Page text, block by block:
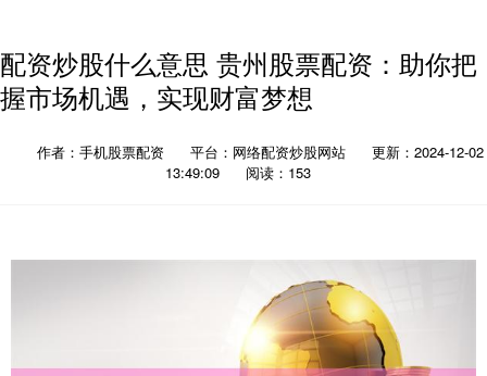
配资炒股什么意思 贵州股票配资：助你把
握市场机遇，实现财富梦想
作者：手机股票配资 平台：网络配资炒股网站
更新：2024-12-02
13:49:09
阅读：153